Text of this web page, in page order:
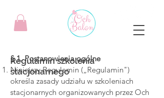
Regulamin szkolenia
stacjonarnego
§ 1. Postanowienia ogólne
Niniejszy Regulamin („Regulamin")
określa zasady udziału w szkoleniach
stacjonarnych organizowanych przez Och